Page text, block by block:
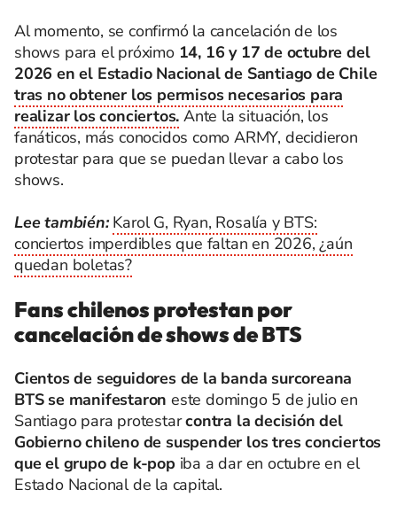
Al momento, se confirmó la cancelación de los
shows para el próximo 14, 16 y 17 de octubre del
2026 en el Estadio Nacional de Santiago de Chile
tras no obtener los permisos necesarios para
realizar los conciertos. Ante la situación, los
fanáticos, más conocidos como ARMY, decidieron
protestar para que se puedan llevar a cabo los
shows.
Lee también: Karol G, Ryan, Rosalía y BTS:
conciertos imperdibles que faltan en 2026, ¿aún
quedan boletas?
Fans chilenos protestan por
cancelación de shows de BTS
Cientos de seguidores de la banda surcoreana
BTS se manifestaroneste domingo 5 de julio en
Santiago para protestarcontra la decisión del
Gobierno chileno de suspender los tres conciertos
que el grupo de k-pop iba a dar en octubre en el
Estado Nacional de la capital.